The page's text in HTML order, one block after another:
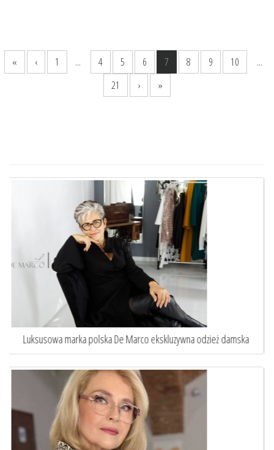
« ‹ 1 ... 4 5 6 7 8 9 10
...
21
› »
Sztuka idealnego dopasowania. Oto jak szycie na miarę ...